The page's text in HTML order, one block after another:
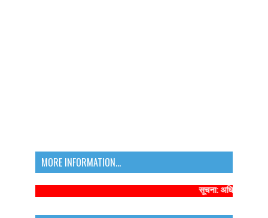
MORE INFORMATION...
सूचना: अधिक संबंधित